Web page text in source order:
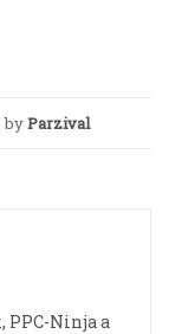
byParzival
Ninja a